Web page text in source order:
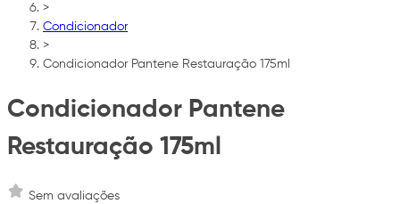
>
Condicionador
>
Condicionador Pantene Restauração 175ml
Condicionador Pantene
Restauração 175ml
Sem avaliações